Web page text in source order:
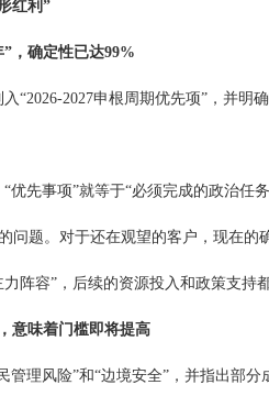
红利”
，确定性已达99%
“2026-2027申根周期优先项”，并
优先事项”就等于“必须完成的政治任
问题。对于还在观望的客户，现在
阵容”，后续的资源投入和政策支持
意味着门槛即将提高
管理风险”和“边境安全”，并指出部